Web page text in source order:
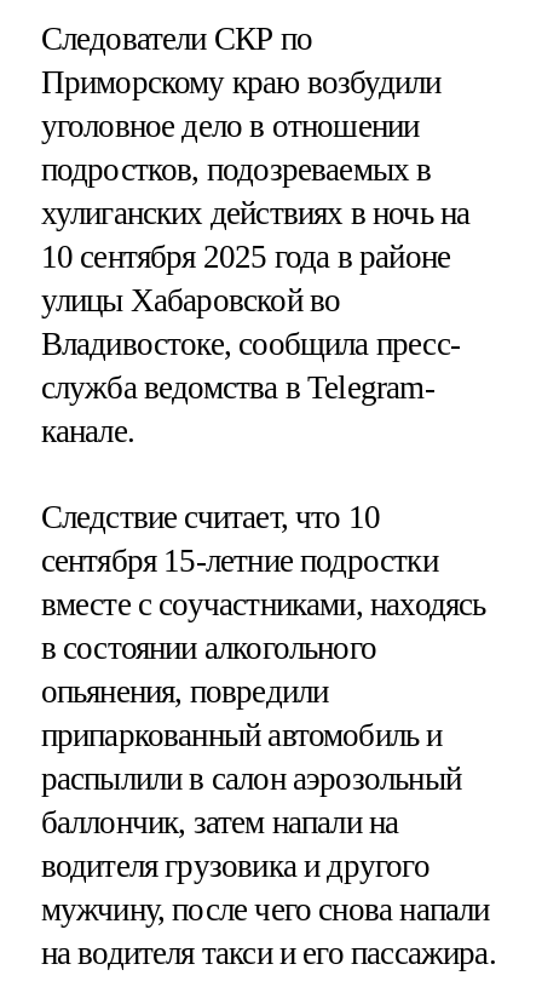
Следователи СКР по
Приморскому краю возбудили
уголовное дело в отношении
подростков, подозреваемых в
хулиганских действиях в ночь на
10 сентября 2025 года в районе
улицы Хабаровской во
Владивостоке, сообщила пресс-
служба ведомства в Telegram-
канале.
Следствие считает, что 10
сентября 15-летние подростки
вместе с соучастниками, находясь
в состоянии алкогольного
опьянения, повредили
припаркованный автомобиль и
распылили в салон аэрозольный
баллончик, затем напали на
водителя грузовика и другого
мужчину, после чего снова напали
на водителя такси и его пассажира.